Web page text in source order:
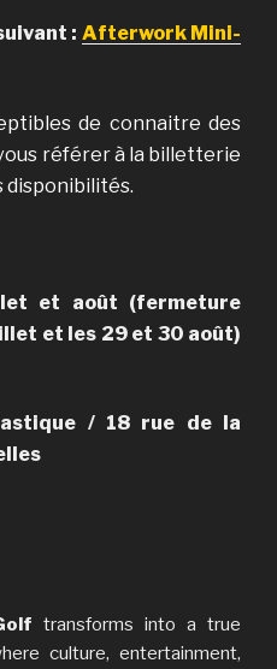
: Afterwork Mini-
de connaitre des
référer à la billetterie
disponibilités.
et août (fermeture
et les 29 et 30 août)
/ 18 rue de la
transforms into a true
culture, entertainment,